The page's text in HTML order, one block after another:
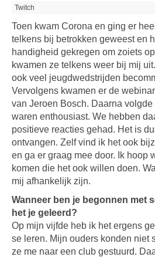
Twitch
Toen kwam Corona en ging er
telkens bij betrokken geweest en
handigheid gekregen om zoiets
kwamen ze telkens weer bij mij
ook veel jeugdwedstrijden
Vervolgens kwamen er de
van Jeroen Bosch. Daarna volgde
waren enthousiast. We hebben
positieve reacties gehad. Het is
ontvangen. Zelf vind ik het ook
en ga er graag mee door. Ik hoop
komen die het ook willen doen.
mij afhankelijk zijn.
Wanneer ben je begonnen met
het je geleerd?
Op mijn vijfde heb ik het ergens
se leren. Mijn ouders konden niet
ze me naar een club gestuurd.